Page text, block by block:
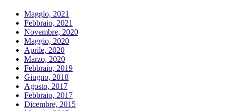
Maggio, 2021
Febbraio, 2021
Novembre, 2020
Maggio, 2020
Aprile, 2020
Marzo, 2020
Febbraio, 2019
Giugno, 2018
Agosto, 2017
Febbraio, 2017
Dicembre, 2015